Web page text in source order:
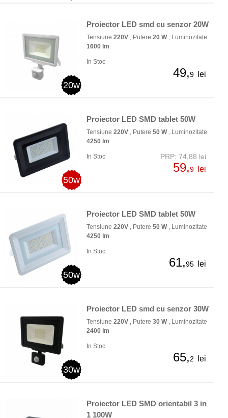
20w
Proiector LED smd cu senzor 20W
Tensiune 220V , Putere 20 W, Luminozitate
1600 lm
In Stoc
49,9 lei
50w
Proiector LED SMD tablet 50W
Tensiune 220V , Putere 50 W, Luminozitate
4250 lm
In Stoc PRP: 74,88 lei
59,9 lei
50w
Proiector LED SMD tablet 50W
Tensiune 220V , Putere 50 W, Luminozitate
4250 lm
In Stoc
61,95 lei
30w
Proiector LED smd cu senzor 30W
Tensiune 220V , Putere 30 W, Luminozitate
2400 lm
In Stoc
65,2 lei
Proiector LED SMD orientabil 3 in
1 100W